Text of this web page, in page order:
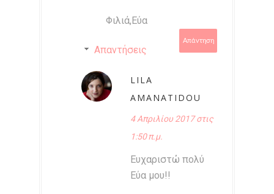
Φιλιά,Εύα
Απάντηση
Απαντήσεις
LILA
AMANATIDOU
4 Απριλίου 2017 στις
1:50 π.μ.
Ευχαριστώ πολύ
Εύα μου!!